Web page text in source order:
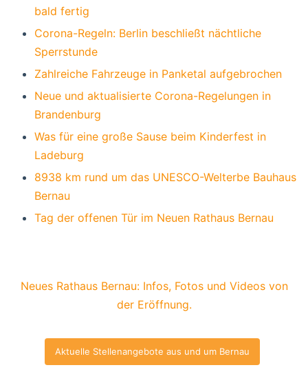
bald fertig
Corona-Regeln: Berlin beschließt nächtliche
Sperrstunde
Zahlreiche Fahrzeuge in Panketal aufgebrochen
Neue und aktualisierte Corona-Regelungen in
Brandenburg
Was für eine große Sause beim Kinderfest in
Ladeburg
8938 km rund um das UNESCO-Welterbe Bauhaus
Bernau
Tag der offenen Tür im Neuen Rathaus Bernau
Neues Rathaus Bernau: Infos, Fotos und Videos von
der Eröffnung.
Aktuelle Stellenangebote aus und um Bernau